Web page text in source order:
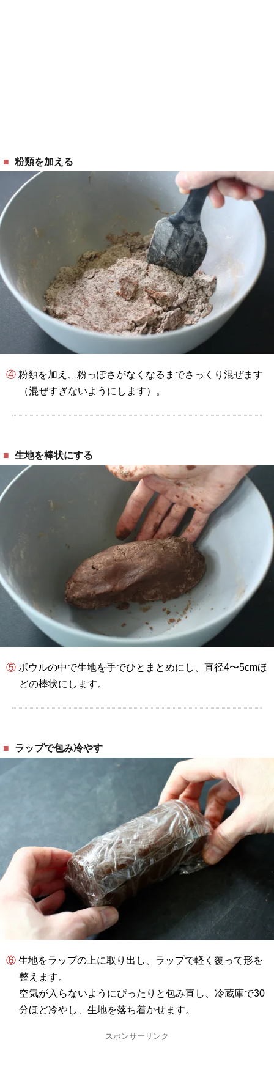
粉類を加える
④ 粉類を加え、粉っぽさがなくなるまでさっくり混ぜます
（混ぜすぎないようにします）。
生地を棒状にする
⑤ ボウルの中で生地を手でひとまとめにし、直径4〜5cmほ
どの棒状にします。
ラップで包み冷やす
⑥ 生地をラップの上に取り出し、ラップで軽く覆って形を
整えます。
空気が入らないようにぴったりと包み直し、冷蔵庫で30
分ほど冷やし、生地を落ち着かせます。
スポンサーリンク